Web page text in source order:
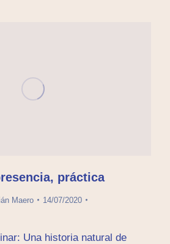
práctica
Maero
14/07/2020
Una historia natural de